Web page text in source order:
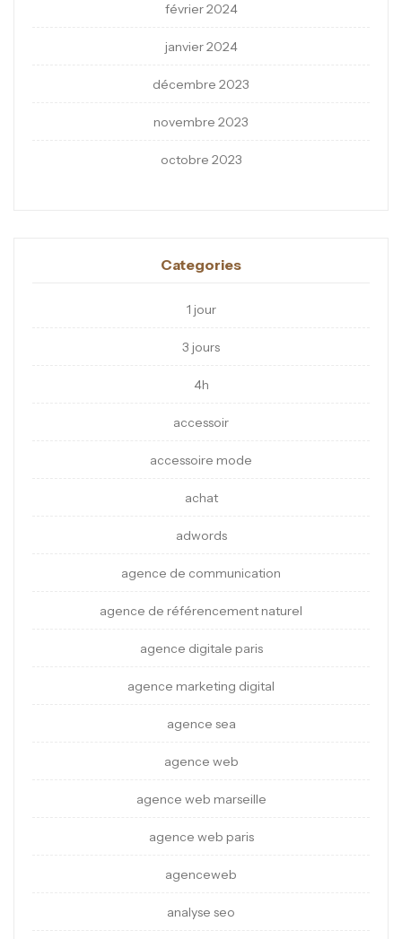
février 2024
janvier 2024
décembre 2023
novembre 2023
octobre 2023
Categories
1 jour
3 jours
4h
accessoir
accessoire mode
achat
adwords
agence de communication
agence de référencement naturel
agence digitale paris
agence marketing digital
agence sea
agence web
agence web marseille
agence web paris
agenceweb
analyse seo